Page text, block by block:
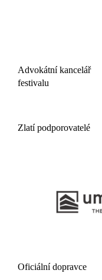
Advokátní kancelář
festivalu
Zlatí podporovatelé
Oficiální dopravce